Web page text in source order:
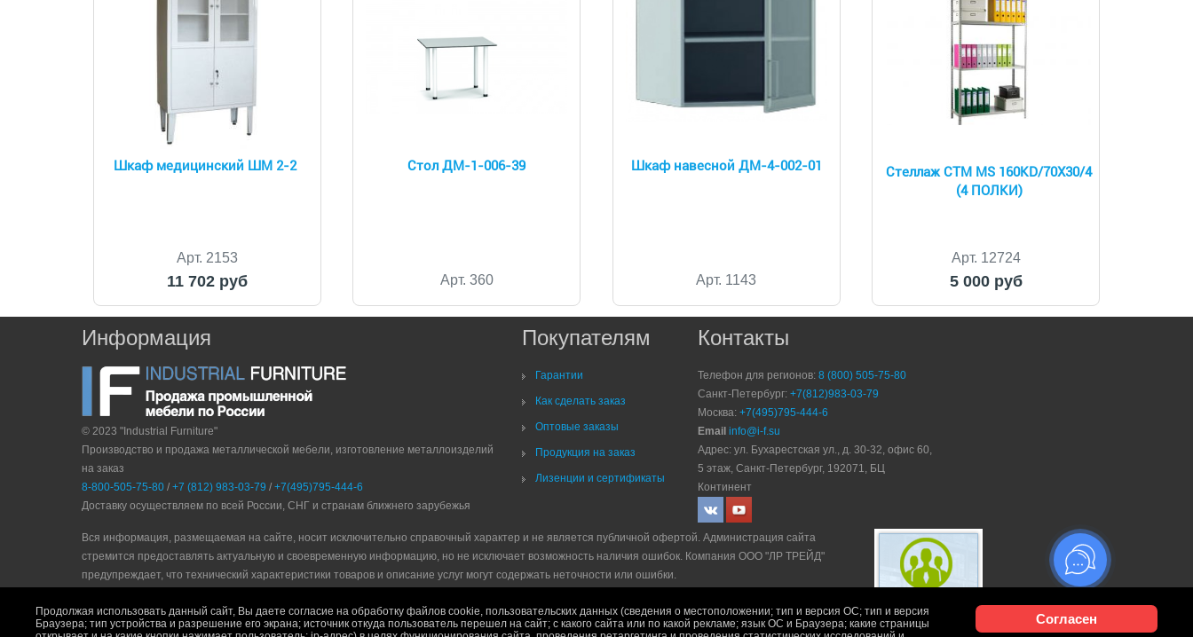
Шкаф медицинский ШМ 2-2
Арт. 2153
11 702 руб
Стол ДМ-1-006-39
Арт. 360
Шкаф навесной ДМ-4-002-01
Арт. 1143
Стеллаж СТМ MS 160KD/70Х30/4
(4 ПОЛКИ)
Арт. 12724
5 000 руб
Информация
© 2023 "Industrial Furniture"
Производство и продажа металлической мебели, изготовление металлоизделий
на заказ
8-800-505-75-80 / +7 (812) 983-03-79 / +7(495)795-444-6
Доставку осуществляем по всей России, СНГ и странам ближнего зарубежья
Покупателям
Гарантии
Как сделать заказ
Оптовые заказы
Продукция на заказ
Лизенции и сертификаты
Контакты
Телефон для регионов:8 (800) 505-75-80
Санкт-Петербург:+7(812)983-03-79
Москва:+7(495)795-444-6
Email info@i-f.su
Адрес: ул. Бухарестская ул., д. 30-32, офис 60,
5 этаж, Санкт-Петербург, 192071, БЦ
Континент
Вся информация, размещаемая на сайте, носит исключительно справочный характер и не является публичной офертой. Администрация сайта
стремится предоставлять актуальную и своевременную информацию, но не исключает возможность наличия ошибок. Компания ООО "ЛР ТРЕЙД"
прeдупрeждaeт, что технический характеристики товаров и описание услуг могут содержать неточности или ошибки.
Продолжая использовать данный сайт, Вы даете согласие на обработку файлов cookie, пользовательских данных (сведения о местоположении; тип и версия ОС; тип и версия
Браузера; тип устройства и разрешение его экрана; источник откуда пользователь перешел на сайт; с какого сайта или по какой рекламе; язык ОС и Браузера; какие страницы
Согласен